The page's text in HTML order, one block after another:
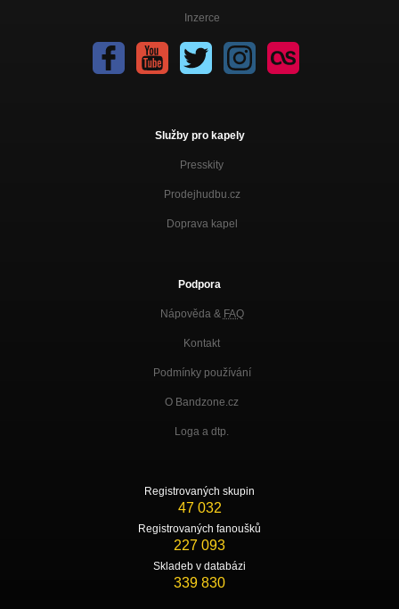
Inzerce
Služby pro kapely
Presskity
Prodejhudbu.cz
Doprava kapel
Podpora
Nápověda & FAQ
Kontakt
Podmínky používání
O Bandzone.cz
Loga a dtp.
Registrovaných skupin
47 032
Registrovaných fanoušků
227 093
Skladeb v databázi
339 830